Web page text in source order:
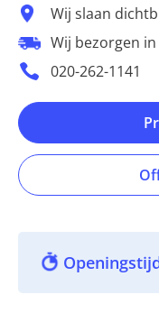
Wij slaan
Wij bezorgen
020-262-1141